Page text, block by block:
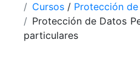
Cursos / Protección
Protección de Datos
particulares